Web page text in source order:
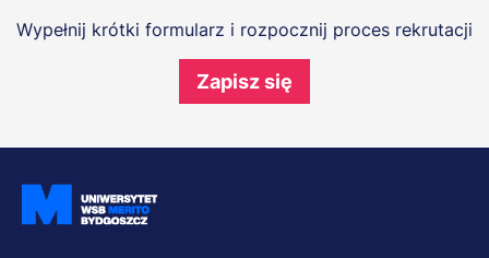
Wypełnij krótki formularz i rozpocznij proces rekrutacji
Zapisz się